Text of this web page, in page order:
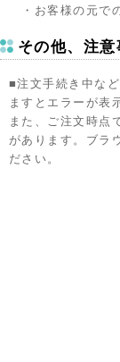
・お客様の元で
その他、注意
■注文手続き中な
ますとエラーが表
また、ご注文時点
があります。ブラ
ださい。